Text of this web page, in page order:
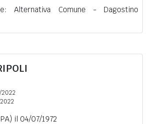
Alternativa Comune - Dagostino
il 04/07/1972